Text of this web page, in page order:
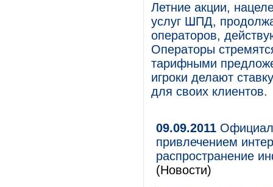
Летние акции,
услуг ШПД,
операторов,
Операторы
тарифными
игроки делают
для своих клиентов.
09.09.2011
привлечением
распространение
(Новости)